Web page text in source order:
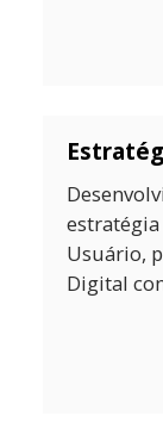
Usuário,
Digital